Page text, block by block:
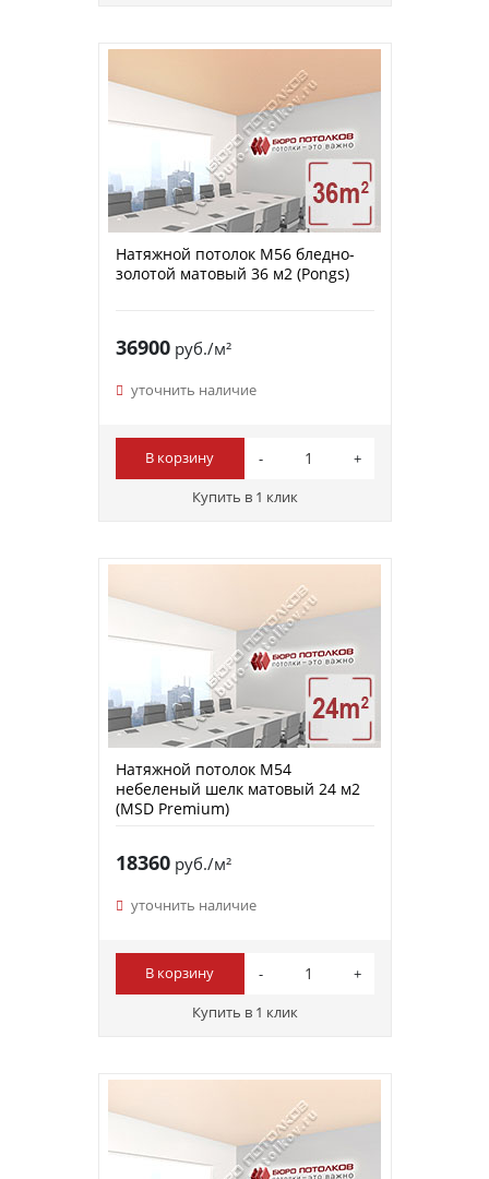
Натяжной потолок M56 бледно-
золотой матовый 36 м2 (Pongs)
36900руб./м²
уточнить наличие
В корзину
Купить в 1 клик
Натяжной потолок M54
небеленый шелк матовый 24 м2
(MSD Premium)
18360руб./м²
уточнить наличие
В корзину
Купить в 1 клик